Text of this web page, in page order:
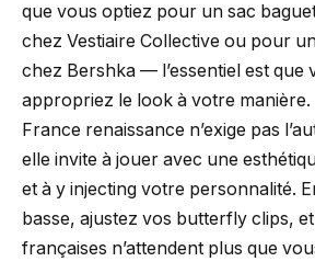
que vous optiez pour un sac
chez Vestiaire Collective ou pour
chez Bershka — l’essentiel est que
appropriez le look à votre manière.
France renaissance n’exige pas
elle invite à jouer avec une
et à y injecting votre personnalité.
basse, ajustez vos butterfly clips,
françaises n’attendent plus que